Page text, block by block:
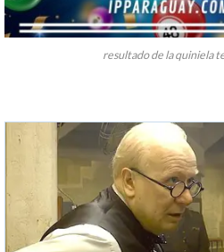
resultado de la quiniela